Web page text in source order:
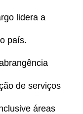
lidera a
país.
de serviços
áreas